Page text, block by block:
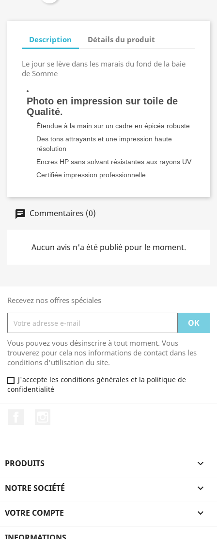
Description Détails du produit
Le jour se lève dans les marais du fond de la baie
de Somme
Photo en impression sur toile de
Qualité.
Étendue à la main sur un cadre en épicéa robuste
Des tons attrayants et une impression haute
résolution
Encres HP sans solvant résistantes aux rayons UV
Certifiée impression professionnelle.
Commentaires (0)
Aucun avis n'a été publié pour le moment.
Recevez nos offres spéciales
Vous pouvez vous désinscrire à tout moment. Vous
trouverez pour cela nos informations de contact dans les
conditions d'utilisation du site.
J'accepte les conditions générales et la politique de
confidentialité
PRODUITS 
NOTRE SOCIÉTÉ 
VOTRE COMPTE 